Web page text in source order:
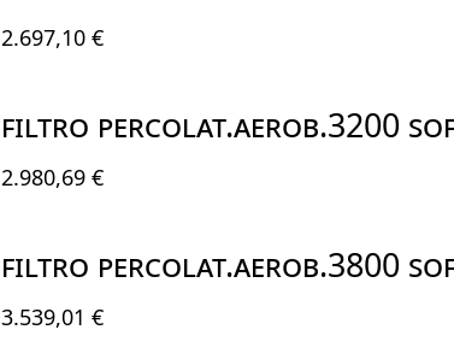
2.697,10 €
FILTRO PERCOLAT.AEROB.3200
2.980,69 €
FILTRO PERCOLAT.AEROB.3800
3.539,01 €